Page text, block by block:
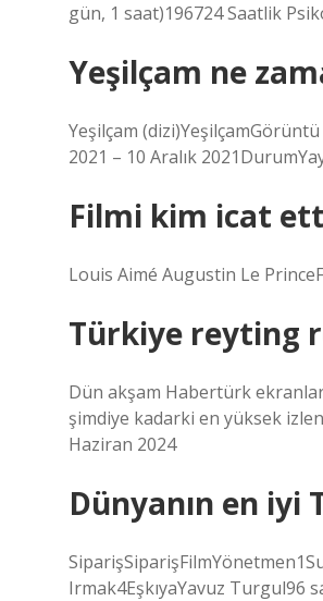
gün, 1 saat)196724 Saatlik
Yeşilçam ne
Yeşilçam
2021 – 10 Aralık
Filmi kim icat
Louis Aimé Augustin Le
Türkiye reyting
Dün akşam Habertürk
şimdiye kadarki en yüksek
Haziran 2024
Dünyanın en iyi
Irmak4EşkıyaYavuz Turgul96